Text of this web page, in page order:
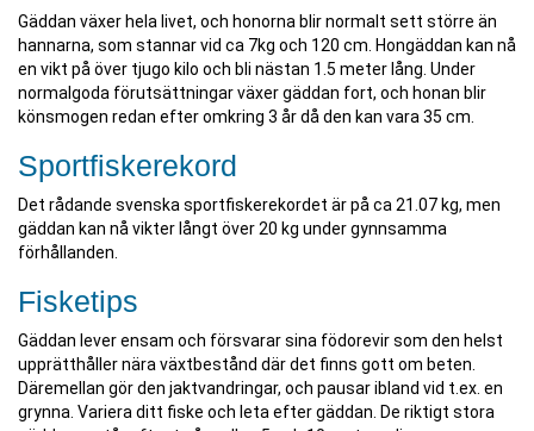
Gäddan växer hela livet, och honorna blir normalt sett större än
hannarna, som stannar vid ca 7kg och 120 cm. Hongäddan kan nå
en vikt på över tjugo kilo och bli nästan 1.5 meter lång. Under
normalgoda förutsättningar växer gäddan fort, och honan blir
könsmogen redan efter omkring 3 år då den kan vara 35 cm.
Sportfiskerekord
Det rådande svenska sportfiskerekordet är på ca 21.07 kg, men
gäddan kan nå vikter långt över 20 kg under gynnsamma
förhållanden.
Fisketips
Gäddan lever ensam och försvarar sina födorevir som den helst
upprätthåller nära växtbestånd där det finns gott om beten.
Däremellan gör den jaktvandringar, och pausar ibland vid t.ex. en
grynna. Variera ditt fiske och leta efter gäddan. De riktigt stora